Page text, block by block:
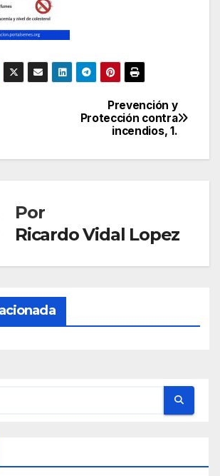
Prevención y
Protección contra
incendios, 1.
Por
Ricardo Vidal Lopez